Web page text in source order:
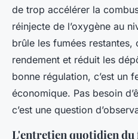
de trop accélérer la
réinjecte de l’oxygène au
brûle les fumées restantes,
rendement et réduit les
bonne régulation, c’est un
économique. Pas besoin
c’est une question
L'entretien quotidien du